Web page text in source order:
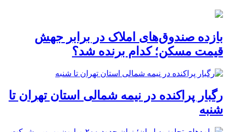
بازده صندوق‌های املاک در برابر جهش
قیمت مسکن؛ کدام برنده شد؟
رگبار پراکنده در نیمه شمالی استان تهران تا
شنبه